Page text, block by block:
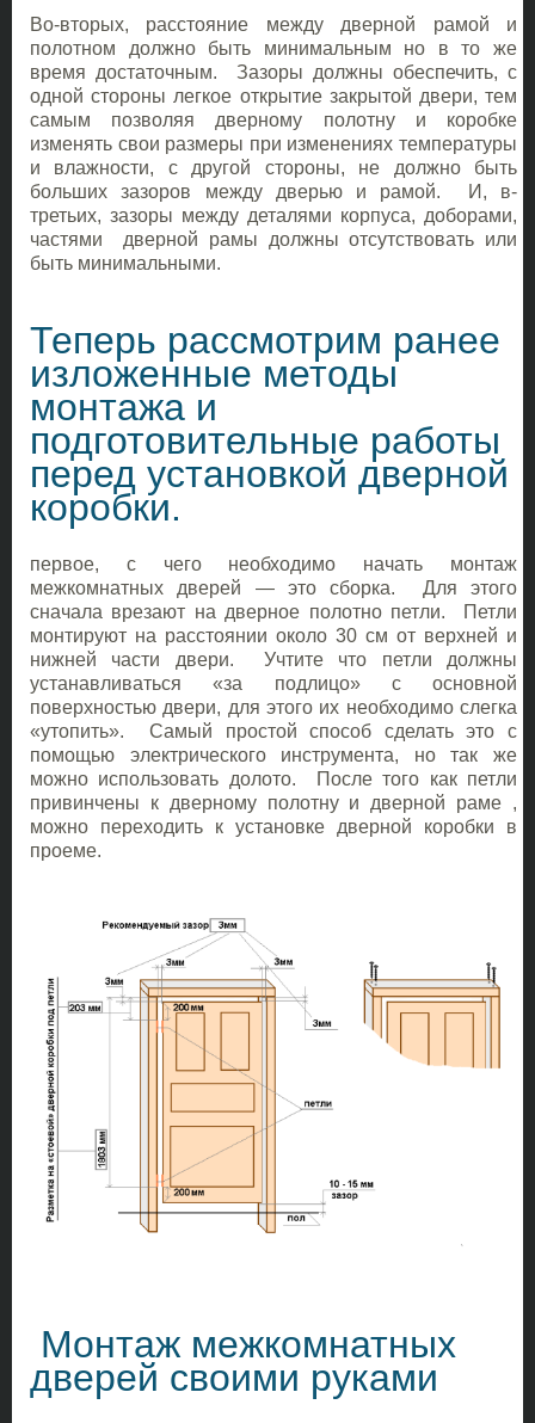
Во-вторых, расстояние между дверной рамой и
полотном должно быть минимальным но в то же
время достаточным. Зазоры должны обеспечить, с
одной стороны легкое открытие закрытой двери, тем
самым позволяя дверному полотну и коробке
изменять свои размеры при изменениях температуры
и влажности, с другой стороны, не должно быть
больших зазоров между дверью и рамой. И, в-
третьих, зазоры между деталями корпуса, доборами,
частями дверной рамы должны отсутствовать или
быть минимальными.
Теперь рассмотрим ранее
изложенные методы
монтажа и
подготовительные работы
перед установкой дверной
коробки.
первое, с чего необходимо начать монтаж
межкомнатных дверей — это сборка. Для этого
сначала врезают на дверное полотно петли. Петли
монтируют на расстоянии около 30 см от верхней и
нижней части двери. Учтите что петли должны
устанавливаться «за подлицо» с основной
поверхностью двери, для этого их необходимо слегка
«утопить». Самый простой способ сделать это с
помощью электрического инструмента, но так же
можно использовать долото. После того как петли
привинчены к дверному полотну и дверной раме ,
можно переходить к установке дверной коробки в
проеме.
Монтаж межкомнатных
дверей своими руками